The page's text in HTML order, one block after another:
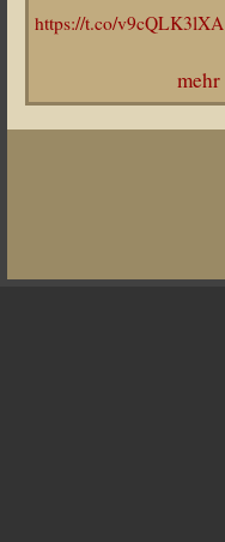
https://t.co/v9cQLK3lXA
mehr